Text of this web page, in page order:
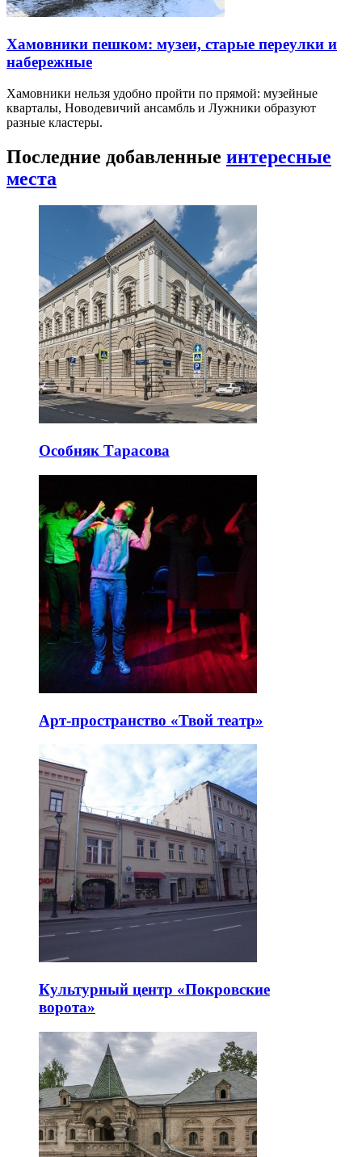
Хамовники пешком: музеи, старые переулки и
набережные
Хамовники нельзя удобно пройти по прямой: музейные
кварталы, Новодевичий ансамбль и Лужники образуют
разные кластеры.
Последние добавленные интересные
места
Особняк Тарасова
Арт-пространство «Твой театр»
Культурный центр «Покровские
ворота»